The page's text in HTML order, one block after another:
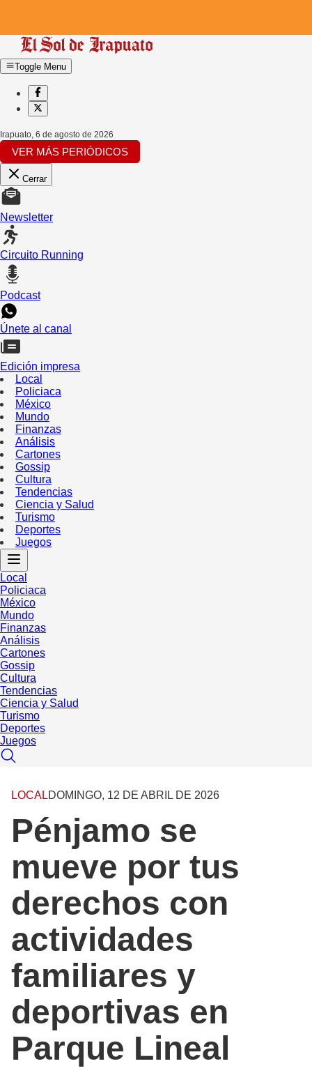
Toggle Menu
Irapuato, 6 de agosto de 2026
VER MÁS PERIÓDICOS
Cerrar
Newsletter
Circuito Running
Podcast
Únete al canal
Edición impresa
Local
Policiaca
México
Mundo
Finanzas
Análisis
Cartones
Gossip
Cultura
Tendencias
Ciencia y Salud
Turismo
Deportes
Juegos
Local
Policiaca
México
Mundo
Finanzas
Análisis
Cartones
Gossip
Cultura
Tendencias
Ciencia y Salud
Turismo
Deportes
Juegos
LOCALDOMINGO, 12 DE ABRIL DE 2026
Pénjamo se
mueve por tus
derechos con
actividades
familiares y
deportivas en
Parque Lineal